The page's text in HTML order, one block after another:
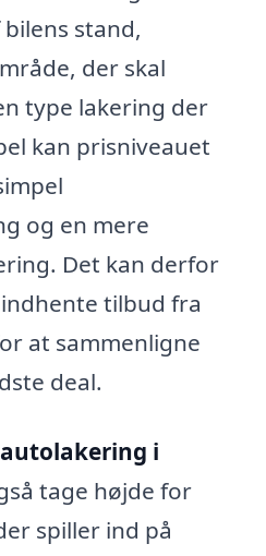
stand,
der skal
type lakering der
kan prisniveauet
og en mere
Det kan derfor
tilbud fra
at sammenligne
deal.
autolakering i
tage højde for
spiller ind på